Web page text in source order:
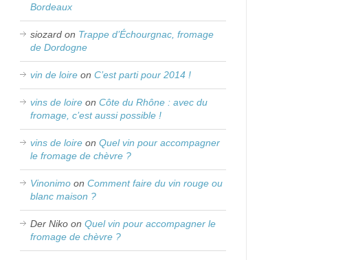
Bordeaux
siozard on Trappe d’Échourgnac, fromage
de Dordogne
vin de loire onC’est parti pour 2014 !
vins de loire onCôte du Rhône : avec du
fromage, c’est aussi possible !
vins de loire onQuel vin pour accompagner
le fromage de chèvre ?
Vinonimo onComment faire du vin rouge ou
blanc maison ?
Der Niko onQuel vin pour accompagner le
fromage de chèvre ?